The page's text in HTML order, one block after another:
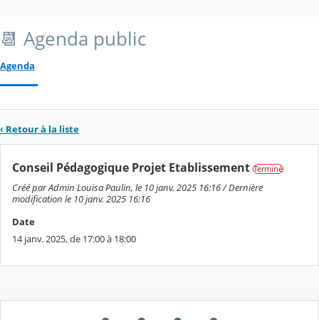
📆 Agenda public
Agenda
‹ Retour à la liste
Conseil Pédagogique Projet Etablissement Terminé
Créé par Admin Louisa Paulin, le 10 janv. 2025 16:16 / Dernière
modification le 10 janv. 2025 16:16
Date
14 janv. 2025, de 17:00 à 18:00